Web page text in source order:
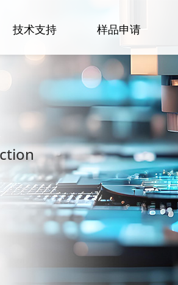
技术支持 样品申请